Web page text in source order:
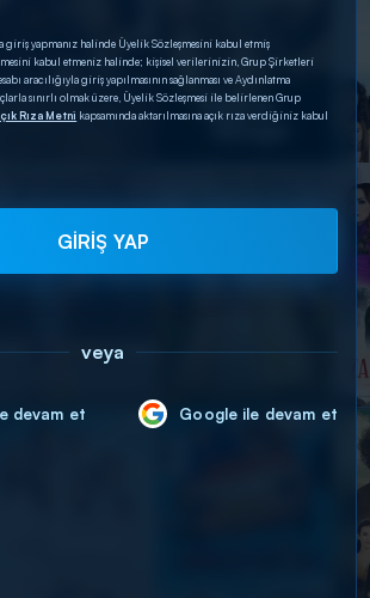
giriş yapmanız halinde Üyelik Sözleşmesini kabul etmiş
kabul etmeniz halinde; kişisel verilerinizin, Grup Şirketleri
aracılığıyla giriş yapılmasının sağlanması ve Aydınlatma
sınırlı olmak üzere, Üyelik Sözleşmesi ile belirlenen Grup
Rıza Metni kapsamında aktarılmasına açık rıza verdiğiniz kabul
GİRİŞ YAP
veya
devam et Google ile devam et